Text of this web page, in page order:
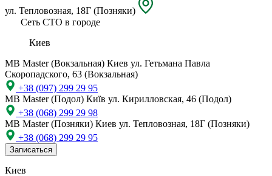
ул. Тепловозная, 18Г (Позняки)
Сеть СТО в городе
Киев
MB Master (Вокзальная) Киев ул. Гетьмана Павла
Скоропадского, 63 (Вокзальная)
+38 (097) 299 29 95
MB Master (Подол) Київ ул. Кирилловская, 46 (Подол)
+38 (068) 299 29 98
MB Master (Позняки) Киев ул. Тепловозная, 18Г (Позняки)
+38 (068) 299 29 95
Записаться
Киев